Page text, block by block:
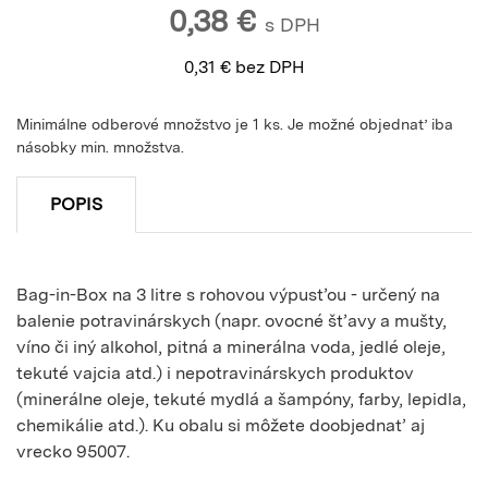
0,38€ s DPH
0,31 € bez DPH
Minimálne odberové množstvo je 1 ks. Je možné objednať iba
násobky min. množstva.
POPIS
Bag-in-Box na 3 litre s rohovou výpusťou - určený na
balenie potravinárskych (napr. ovocné šťavy a mušty,
víno či iný alkohol, pitná a minerálna voda, jedlé oleje,
tekuté vajcia atd.) i nepotravinárskych produktov
(minerálne oleje, tekuté mydlá a šampóny, farby, lepidla,
chemikálie atd.). Ku obalu si môžete doobjednať aj
vrecko 95007.